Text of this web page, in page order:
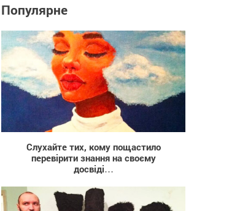
Популярне
Слухайте тих, кому пощастило
перевірити знання на своєму
досвіді…